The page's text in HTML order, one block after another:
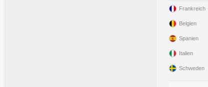
Frankreich
Belgien
Spanien
Italien
Schweden